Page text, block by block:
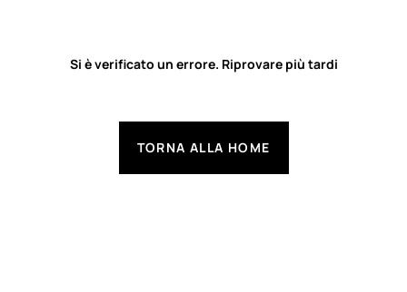
Si è verificato un errore. Riprovare più tardi
TORNA ALLA HOME